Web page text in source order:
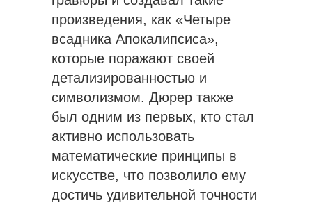
произведения, как «Четыре
всадника Апокалипсиса»,
которые поражают своей
детализированностью и
символизмом. Дюрер также
был одним из первых, кто стал
активно использовать
математические принципы в
искусстве, что позволило ему
достичь удивительной точности